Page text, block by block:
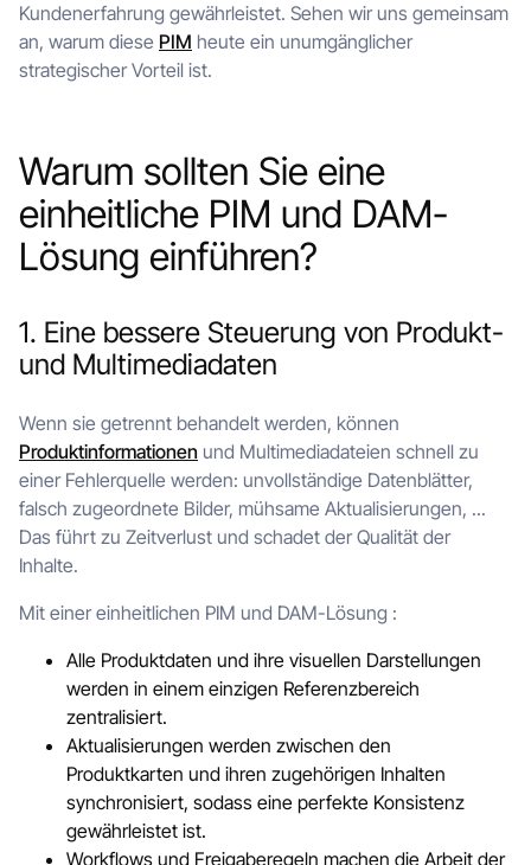
Kundenerfahrung gewährleistet. Sehen wir uns gemeinsam
an, warum diese PIM heute ein unumgänglicher
strategischer Vorteil ist.
Warum sollten Sie eine
einheitliche PIM und DAM-
Lösung einführen?
1. Eine bessere Steuerung von Produkt-
und Multimediadaten
Wenn sie getrennt behandelt werden, können
Produktinformationen und Multimediadateien schnell zu
einer Fehlerquelle werden: unvollständige Datenblätter,
falsch zugeordnete Bilder, mühsame Aktualisierungen, ...
Das führt zu Zeitverlust und schadet der Qualität der
Inhalte.
Mit einer einheitlichen PIM und DAM-Lösung :
Alle Produktdaten und ihre visuellen Darstellungen
werden in einem einzigen Referenzbereich
zentralisiert.
Aktualisierungen werden zwischen den
Produktkarten und ihren zugehörigen Inhalten
synchronisiert, sodass eine perfekte Konsistenz
gewährleistet ist.
Workflows und Freigaberegeln machen die Arbeit der